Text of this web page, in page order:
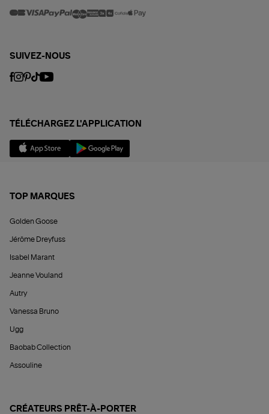
SUIVEZ-NOUS
TÉLÉCHARGEZ L'APPLICATION
TOP MARQUES
Golden Goose
Jérôme Dreyfuss
Isabel Marant
Jeanne Vouland
Autry
Vanessa Bruno
Ugg
Baobab Collection
Assouline
CRÉATEURS PRÊT-À-PORTER